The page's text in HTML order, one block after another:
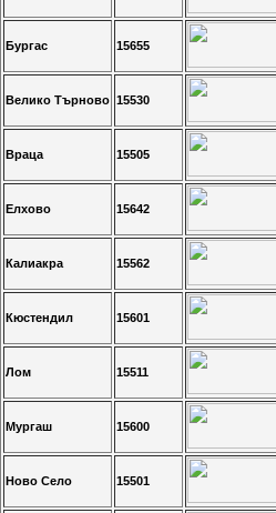
Бургас 15655
Велико Търново 15530
Враца 15505
Елхово 15642
Калиакра 15562
Кюстендил 15601
Лом 15511
Мургаш 15600
Ново Село 15501